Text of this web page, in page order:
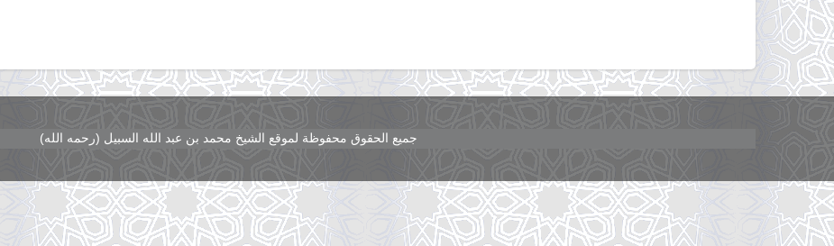
جميع الحقوق محفوظة لموقع الشيخ محمد بن عبد الله السبيل (رحمه الله)